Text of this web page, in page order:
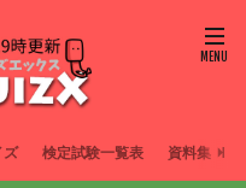
ズ 検定試験一覧表 資料集